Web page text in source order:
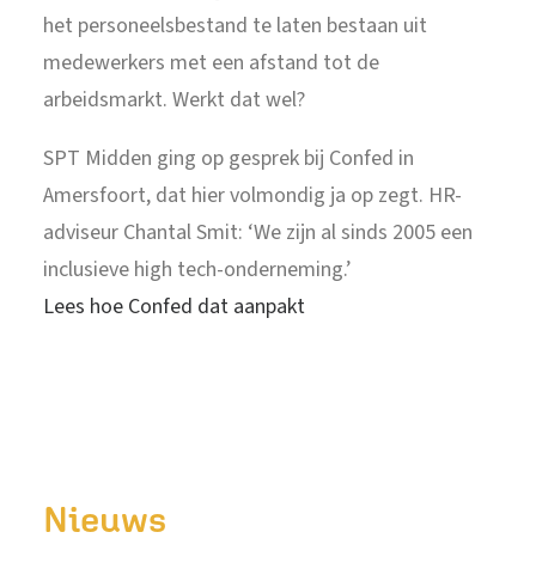
het personeelsbestand te laten bestaan uit
medewerkers met een afstand tot de
arbeidsmarkt. Werkt dat wel?
SPT Midden ging op gesprek bij Confed in
Amersfoort, dat hier volmondig ja op zegt. HR-
adviseur Chantal Smit: ‘We zijn al sinds 2005 een
inclusieve high tech-onderneming.’
Lees hoe Confed dat aanpakt
Nieuws